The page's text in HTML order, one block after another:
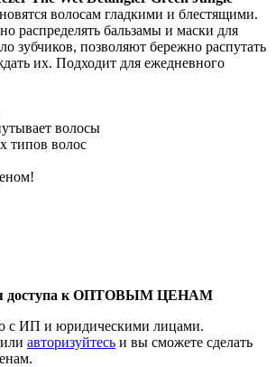
волосам гладкими и блестящими.
распределять бальзамы и маски для
зубчиков, позволяют бережно распутать
их. Подходит для ежедневного
волосы
типов волос
доступа к ОПТОВЫМ ЦЕНАМ
с ИП и юридическими лицами.
или авторизуйтесь и вы сможете сделать